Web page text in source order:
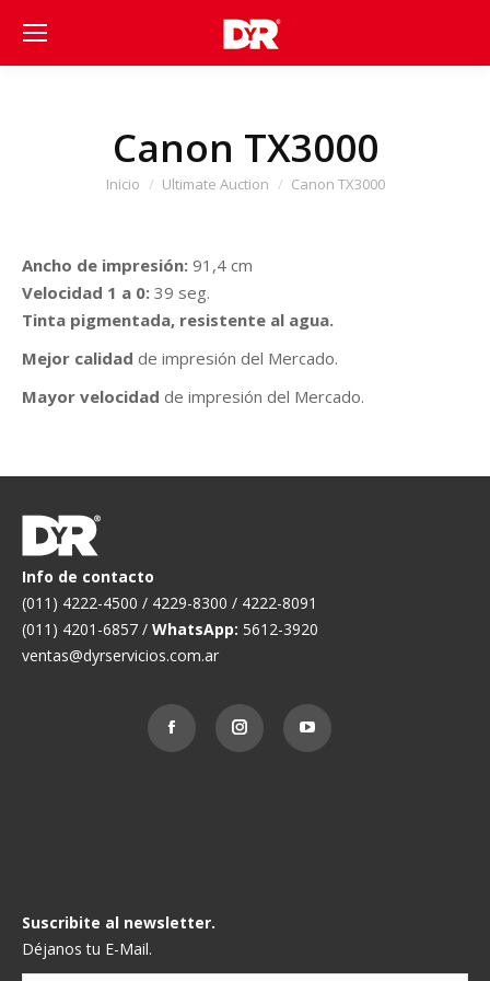
Canon TX3000
Estás aquí:
Inicio Ultimate Auction Canon TX3000
Ancho de impresión: 91,4 cm
Velocidad 1 a 0: 39 seg.
Tinta pigmentada, resistente al agua.
Mejor calidad de impresión del Mercado.
Mayor velocidad de impresión del Mercado.
Info de contacto
(011) 4222-4500 / 4229-8300 / 4222-8091
(011) 4201-6857 / WhatsApp: 5612-3920
ventas@dyrservicios.com.ar
Suscribite al newsletter.
Déjanos tu E-Mail.